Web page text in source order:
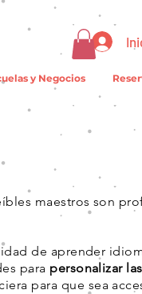
y Negocios
maestros son
de aprender
para personalizar
para que sea